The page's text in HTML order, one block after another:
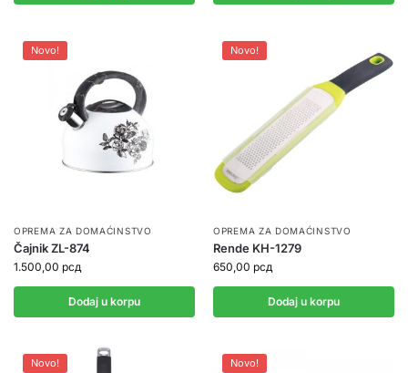
Novo!
OPREMA ZA DOMAĆINSTVO
Čajnik ZL-874
1.500,00 рсд
Dodaj u korpu
Novo!
OPREMA ZA DOMAĆINSTVO
Rende KH-1279
650,00 рсд
Dodaj u korpu
Novo! Novo!